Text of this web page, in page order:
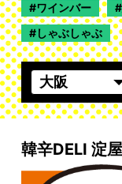
ワインバー
しゃぶしゃぶ
韓辛DELI 淀